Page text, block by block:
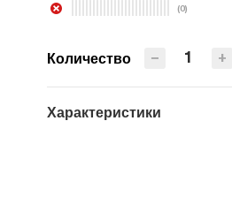
(0)
Количество +
−
Характеристики